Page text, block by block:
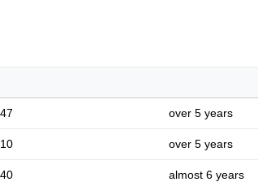
over 5 years
over 5 years
almost 6 years